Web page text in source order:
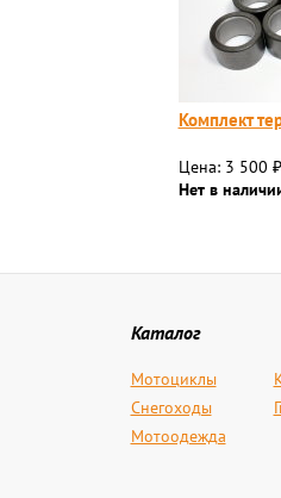
Комплект
Цена: 3 500 ₽
Нет в
Каталог
Мотоциклы
Снегоходы
Мотоодежда